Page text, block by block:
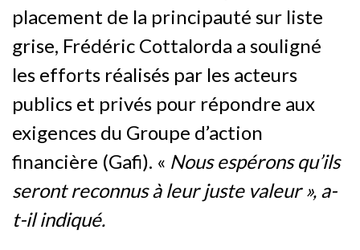
placement de la principauté sur liste
grise, Frédéric Cottalorda a souligné
les efforts réalisés par les acteurs
publics et privés pour répondre aux
exigences du Groupe d’action
financière (Gafi). « Nous espérons qu’ils
seront reconnus à leur juste valeur », a-
t-il indiqué.